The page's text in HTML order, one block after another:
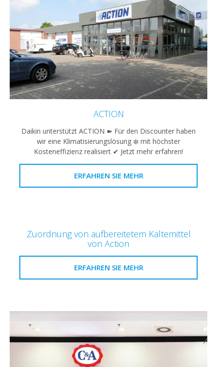
ACTION
Daikin unterstützt ACTION ➽ Für den Discounter haben
wir eine Klimatisierungslösung ❄️ mit höchster
Kosteneffizienz realisiert ✔ Jetzt mehr erfahren!
ERFAHREN SIE MEHR
Zuordnung von aufbereitetem Kältemittel
von Action
ERFAHREN SIE MEHR